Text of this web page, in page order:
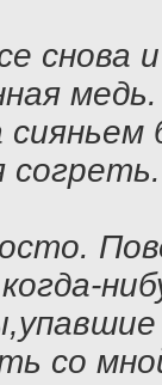
снова
медь.
согреть.
со